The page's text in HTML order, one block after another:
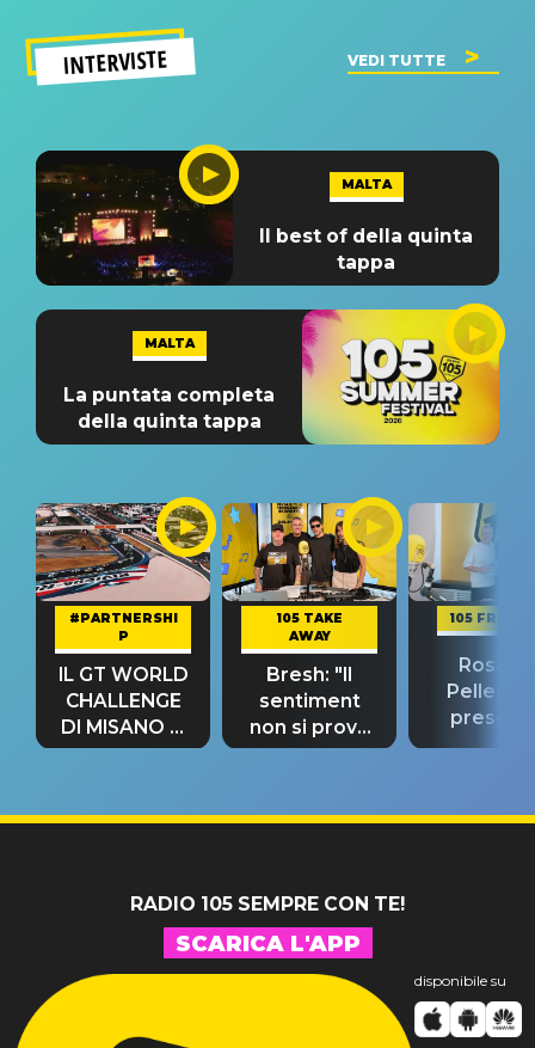
INTERVISTE VEDI TUTTE
MALTA
Il best of della quinta
tappa
MALTA
La puntata completa
della quinta tappa
#PARTNERSHI
P
IL GT WORLD
CHALLENGE
DI MISANO si
riconferma
105 TAKE
AWAY
Bresh: "Il
sentiment
non si prova
fino alla notte
105
Rosario
“Così
RADIO 105 SEMPRE CON TE!
SCARICA L'APP
disponibile su